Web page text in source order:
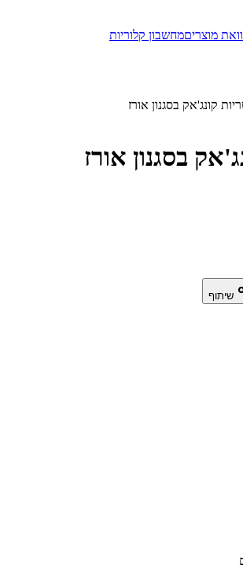
מוצריםמחשבון קלוריות
קונג'אק בסגנון אורז
בסגנון אורז
שיתוף